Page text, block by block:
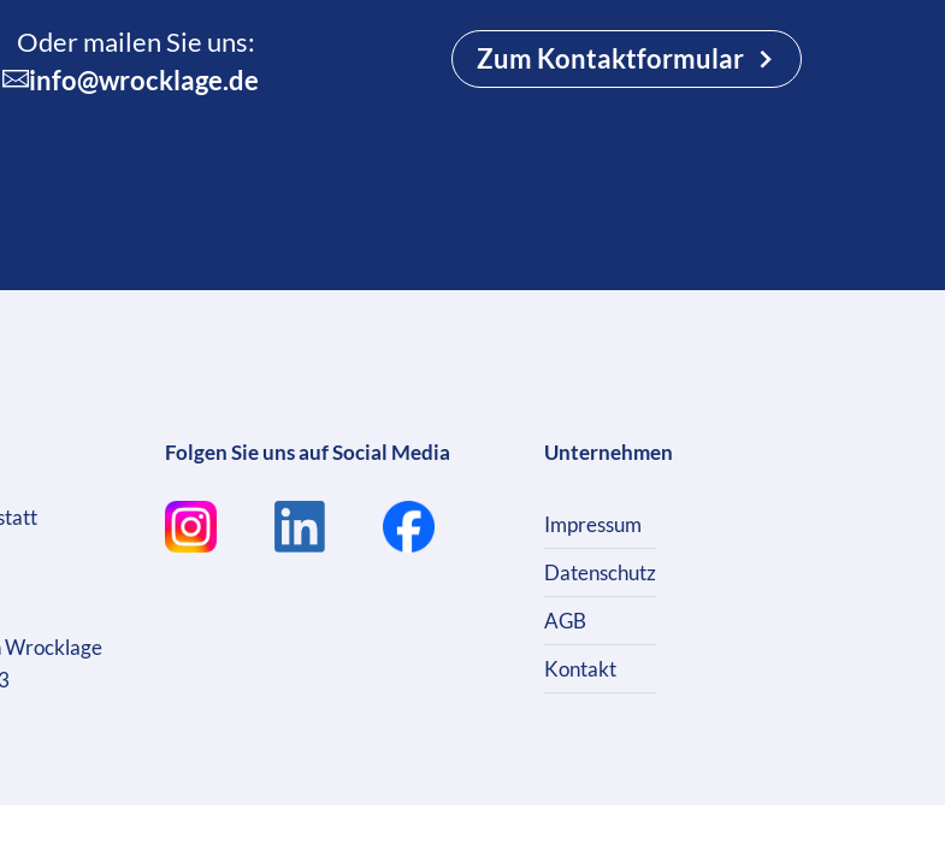
Oder mailen Sie uns:
info@wrocklage.de
Zum Kontaktformular
Folgen Sie uns auf Social Media Unternehmen
Impressum
Datenschutz
AGB
Kontakt